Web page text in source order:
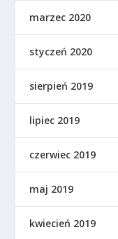
marzec 2020
styczeń 2020
sierpień 2019
lipiec 2019
czerwiec 2019
maj 2019
kwiecień 2019